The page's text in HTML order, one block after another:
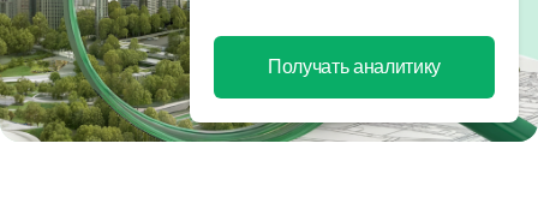
Получать аналитику